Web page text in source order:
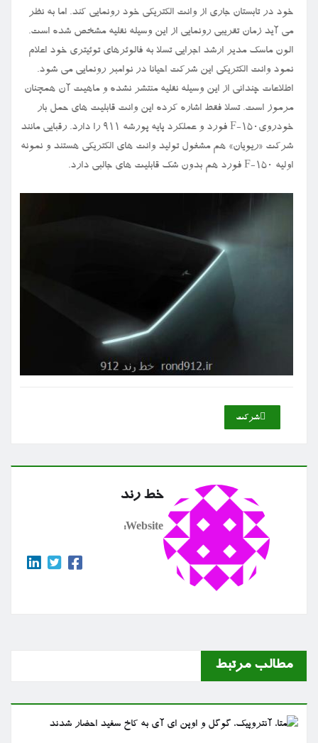
خود در تابستان جاری از وانت الکتریکی خود رونمایی کند. اما به نظر
می آید زمان تقریبی رونمایی از این وسیله نقلیه مشخص شده است.
الون ماسک مدیر ارشد اجرایی تسلا به فالوئرهای توئیتری خود اعلام
نمود وانت الکتریکی این شرکت احیانا در نوامبر رونمایی می شود.
اطلاعات چندانی از این وسیله نقلیه منتشر نشده و ماهیت آن همچنان
مرموز است. تسلا فقط اشاره کرده این وانت قابلیت های حمل بار
خودرویF-۱۵۰ فورد و عملکرد پایه پورشه ۹۱۱ را دارد. رقبایی مانند
شرکت «ریویان» هم مشغول تولید وانت های الکتریکی هستند و نمونه
اولیه F-۱۵۰ فورد هم بدون شک قابلیت های جالبی دارد.
شركت
خط رند
Website:
مطالب مرتبط